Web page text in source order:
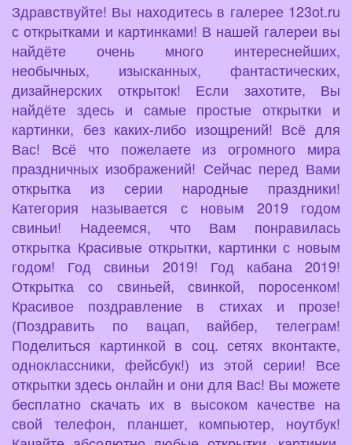
Здравствуйте! Вы находитесь в галерее 123ot.ru
с открытками и картинками! В нашей галереи вы
найдёте очень много интереснейших,
необычных, изысканных, фантастических,
дизайнерских открыток! Если захотите, Вы
найдёте здесь и самые простые открытки и
картинки, без каких-либо изощрений! Всё для
Вас! Всё что пожелаете из огромного мира
праздничных изображений! Сейчас перед Вами
открытка из серии народные праздники!
Категория называется с новым 2019 годом
свиньи! Надеемся, что Вам понравилась
открытка Красивые открытки, картинки с новым
годом! Год свиньи 2019! Год кабана 2019!
Открытка со свиньей, свинкой, поросенком!
Красивое поздравление в стихах и прозе!
(Поздравить по вацап, вайбер, телеграм!
Поделиться картинкой в соц. сетях вконтакте,
одноклассники, фейсбук!) из этой серии! Все
открытки здесь онлайн и они для Вас! Вы можете
бесплатно скачать их в высоком качестве на
свой телефон, планшет, компьютер, ноутбук!